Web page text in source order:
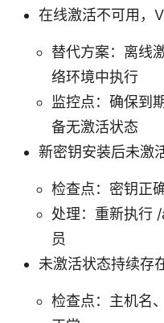
在线激活不可用，
替代方案：离线
络环境中执行
监控点：确保到
备无激活状态
新密钥安装后未激
检查点：密钥正
处理：重新执行
员
未激活状态持续存
检查点：主机名